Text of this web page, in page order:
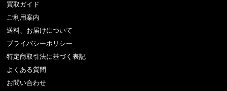
買取ガイド
ご利用案内
送料、お届けについて
プライバシーポリシー
特定商取引法に基づく表記
よくある質問
お問い合わせ